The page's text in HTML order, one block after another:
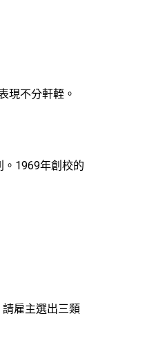
現不分軒輊。
1969年創校的
雇主選出三類